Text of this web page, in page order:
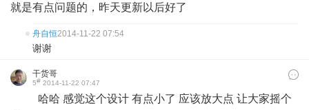
就是有点问题的，昨天更新以后好了
舟自恒2014-11-22 07:54
谢谢
干货哥
5# 2014-11-22 07:47
哈哈 感觉这个设计 有点小了 应该放大点 让大家摇个